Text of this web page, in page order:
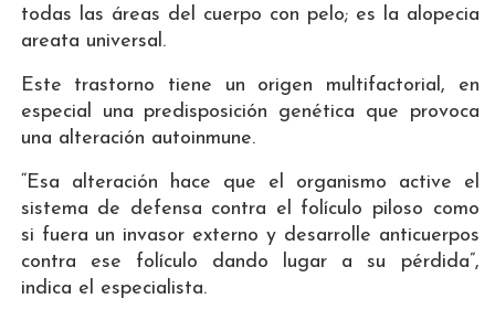
todas las áreas del cuerpo con pelo; es la alopecia
areata universal.
Este trastorno tiene un origen multifactorial, en
especial una predisposición genética que provoca
una alteración autoinmune.
“Esa alteración hace que el organismo active el
sistema de defensa contra el folículo piloso como
si fuera un invasor externo y desarrolle anticuerpos
contra ese folículo dando lugar a su pérdida”,
indica el especialista.